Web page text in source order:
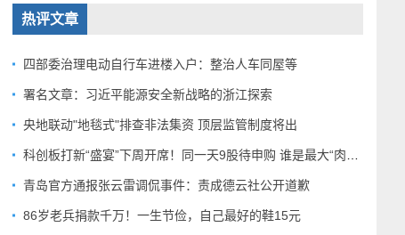
热评文章
四部委治理电动自行车进楼入户：整治人车同屋等
署名文章：习近平能源安全新战略的浙江探索
央地联动"地毯式"排查非法集资 顶层监管制度将出
科创板打新“盛宴”下周开席！同一天9股待申购 谁是最大“肉签”？
青岛官方通报张云雷调侃事件：责成德云社公开道歉
86岁老兵捐款千万！一生节俭，自己最好的鞋15元